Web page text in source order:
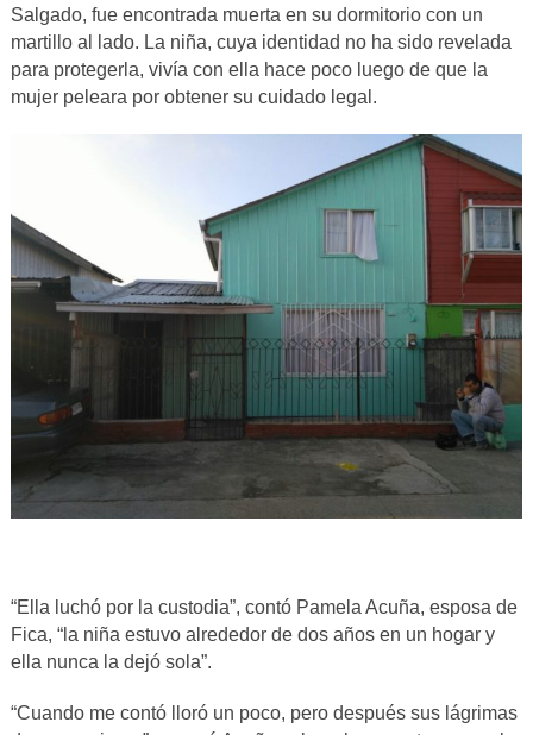
Salgado, fue encontrada muerta en su dormitorio con un
martillo al lado. La niña, cuya identidad no ha sido revelada
para protegerla, vivía con ella hace poco luego de que la
mujer peleara por obtener su cuidado legal.
“Ella luchó por la custodia”, contó Pamela Acuña, esposa de
Fica, “la niña estuvo alrededor de dos años en un hogar y
ella nunca la dejó sola”.
“Cuando me contó lloró un poco, pero después sus lágrimas